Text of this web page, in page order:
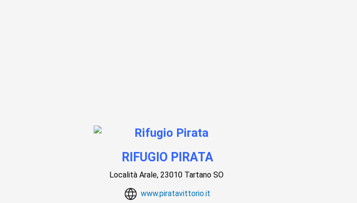
RIFUGIO PIRATA
Località Arale, 23010 Tartano SO
www.piratavittorio.it